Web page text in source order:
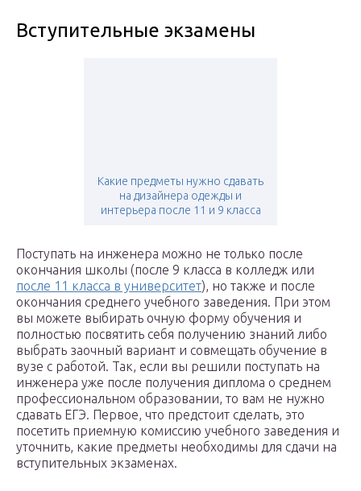
Вступительные экзамены
Какие предметы нужно сдавать
на дизайнера одежды и
интерьера после 11 и 9 класса
Поступать на инженера можно не только после
окончания школы (после 9 класса в колледж или
после 11 класса в университет), но также и после
окончания среднего учебного заведения. При этом
вы можете выбирать очную форму обучения и
полностью посвятить себя получению знаний либо
выбрать заочный вариант и совмещать обучение в
вузе с работой. Так, если вы решили поступать на
инженера уже после получения диплома о среднем
профессиональном образовании, то вам не нужно
сдавать ЕГЭ. Первое, что предстоит сделать, это
посетить приемную комиссию учебного заведения и
уточнить, какие предметы необходимы для сдачи на
вступительных экзаменах.